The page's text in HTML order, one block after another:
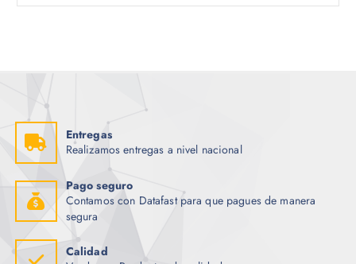
Entregas
Realizamos entregas a nivel nacional
Pago seguro
Contamos con Datafast para que pagues de manera
segura
Calidad